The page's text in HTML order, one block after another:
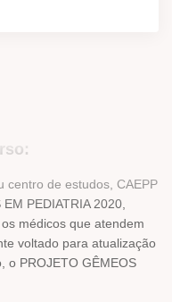
centro de estudos, CAEPP
PEDIATRIA 2020,
médicos que atendem
voltado para atualização
o PROJETO GÊMEOS